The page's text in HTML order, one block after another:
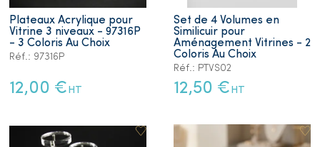
Plateaux Acrylique pour
Vitrine 3 niveaux - 97316P
- 3 Coloris Au Choix
Réf.: 97316P
12,00 € HT
Set de 4 Volumes en
Similicuir pour
Aménagement Vitrines - 2
Coloris Au Choix
Réf.: PTVS02
12,50 € HT